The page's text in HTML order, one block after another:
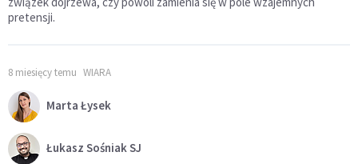
pretensji.
8 miesięcy temu WIARA
Marta Łysek
Łukasz Sośniak SJ